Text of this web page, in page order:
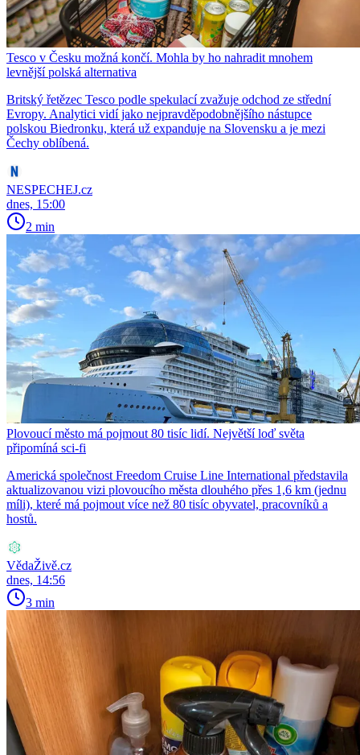
Tesco v Česku možná končí. Mohla by ho nahradit mnohem
levnější polská alternativa
Britský řetězec Tesco podle spekulací zvažuje odchod ze střední
Evropy. Analytici vidí jako nejpravděpodobnějšího nástupce
polskou Biedronku, která už expanduje na Slovensku a je mezi
Čechy oblíbená.
NESPECHEJ.cz
dnes, 15:00
2 min
Plovoucí město má pojmout 80 tisíc lidí. Největší loď světa
připomíná sci-fi
Americká společnost Freedom Cruise Line International představila
aktualizovanou vizi plovoucího města dlouhého přes 1,6 km (jednu
míli), které má pojmout více než 80 tisíc obyvatel, pracovníků a
hostů.
VědaŽivě.cz
dnes, 14:56
3 min